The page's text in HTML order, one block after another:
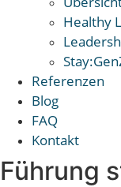
Healthy
Referenzen
Blog
FAQ
Kontakt
Führung